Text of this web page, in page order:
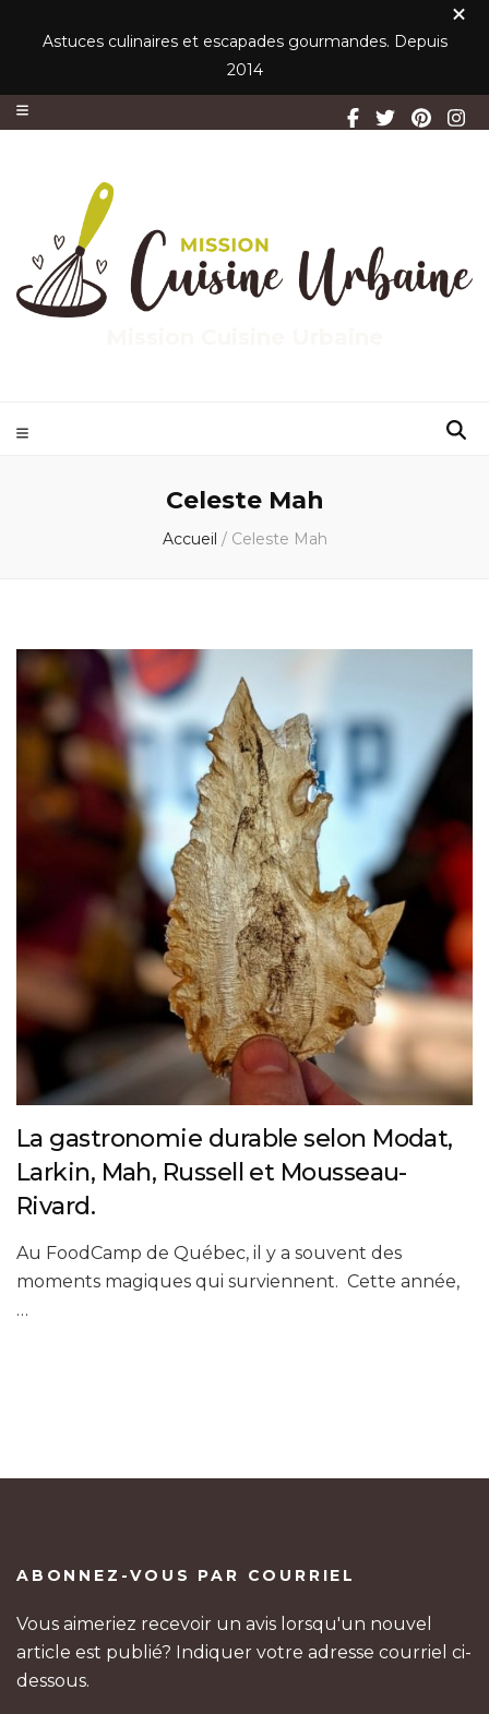
Astuces culinaires et escapades gourmandes. Depuis
2014
Celeste Mah
Accueil / Celeste Mah
La gastronomie durable selon Modat,
Larkin, Mah, Russell et Mousseau-
Rivard.
Au FoodCamp de Québec, il y a souvent des
moments magiques qui surviennent. Cette année,
…
ABONNEZ-VOUS PAR COURRIEL
Vous aimeriez recevoir un avis lorsqu'un nouvel
article est publié? Indiquer votre adresse courriel ci-
dessous.